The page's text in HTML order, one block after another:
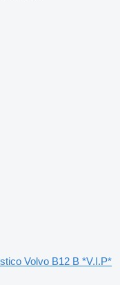
Volvo B12 B *V.I.P*